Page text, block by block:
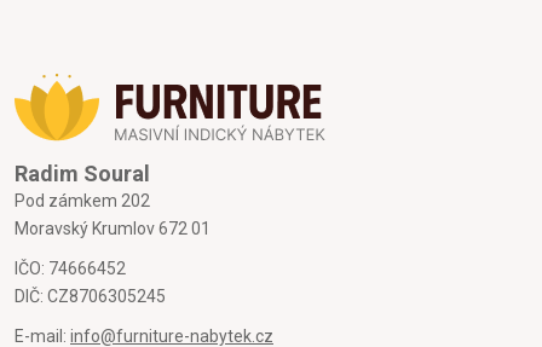
Radim Soural
Pod zámkem 202
Moravský Krumlov 672 01
IČO: 74666452
DIČ: CZ8706305245
E-mail: info@furniture-nabytek.cz